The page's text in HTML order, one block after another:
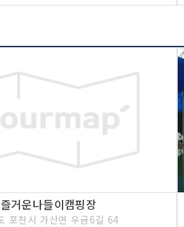
즐거운나들이캠핑장
포천시 가산면 우금6길 64